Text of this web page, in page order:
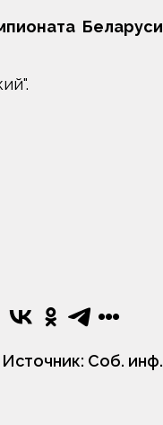
Беларуси
Источник: Соб. инф.